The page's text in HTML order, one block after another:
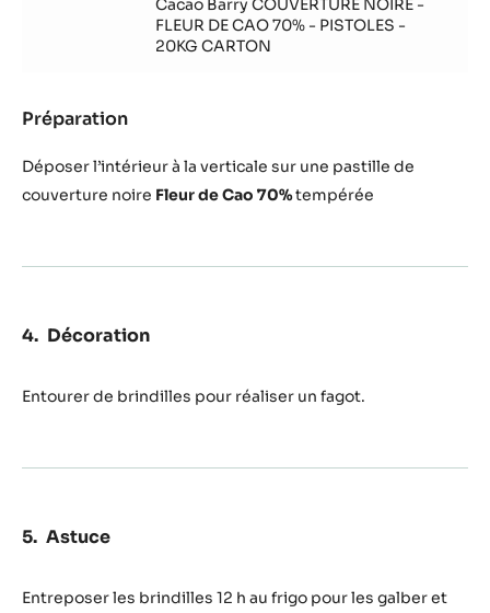
Cacao Barry COUVERTURE NOIRE -
FLEUR DE CAO 70% - PISTOLES -
20KG CARTON
Préparation
Déposer l’intérieur à la verticale sur une pastille de
couverture noire Fleur de Cao 70%tempérée
Décoration
Entourer de brindilles pour réaliser un fagot.
Astuce
Entreposer les brindilles 12 h au frigo pour les galber et